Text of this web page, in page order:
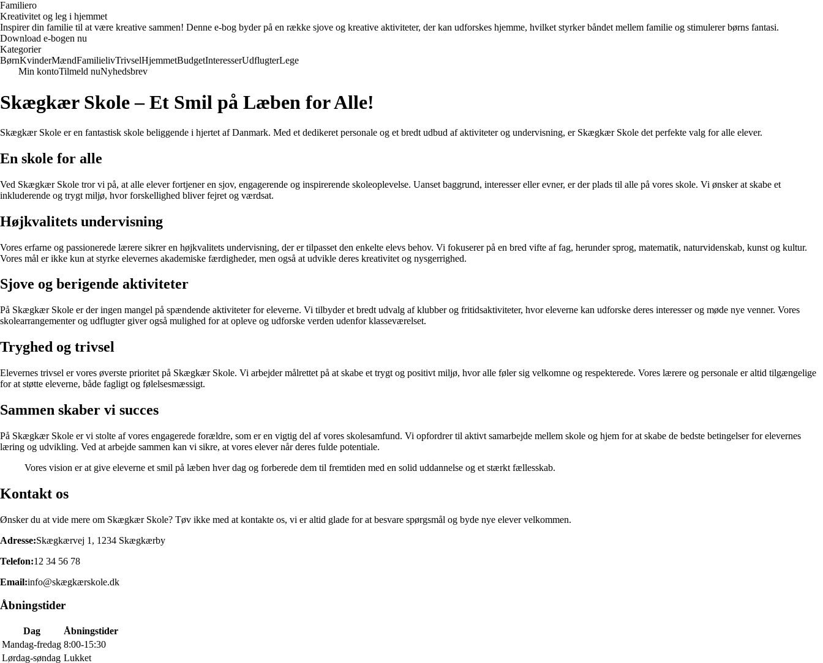
Familiero
Kreativitet og leg i hjemmet
Inspirer din familie til at være kreative sammen! Denne e-bog byder på en række sjove og kreative aktiviteter, der kan udforskes hjemme, hvilket styrker båndet mellem familie og stimulerer børns fantasi.
Download e-bogen nu
Kategorier
BørnKvinderMændFamilielivTrivselHjemmetBudgetInteresserUdflugterLege
Min kontoTilmeld nuNyhedsbrev
Skægkær Skole – Et Smil på Læben for Alle!
Skægkær Skole er en fantastisk skole beliggende i hjertet af Danmark. Med et dedikeret personale og et bredt udbud af aktiviteter og undervisning, er Skægkær Skole det perfekte valg for alle elever.
En skole for alle
Ved Skægkær Skole tror vi på, at alle elever fortjener en sjov, engagerende og inspirerende skoleoplevelse. Uanset baggrund, interesser eller evner, er der plads til alle på vores skole. Vi ønsker at skabe et
inkluderende og trygt miljø, hvor forskellighed bliver fejret og værdsat.
Højkvalitets undervisning
Vores erfarne og passionerede lærere sikrer en højkvalitets undervisning, der er tilpasset den enkelte elevs behov. Vi fokuserer på en bred vifte af fag, herunder sprog, matematik, naturvidenskab, kunst og kultur.
Vores mål er ikke kun at styrke elevernes akademiske færdigheder, men også at udvikle deres kreativitet og nysgerrighed.
Sjove og berigende aktiviteter
På Skægkær Skole er der ingen mangel på spændende aktiviteter for eleverne. Vi tilbyder et bredt udvalg af klubber og fritidsaktiviteter, hvor eleverne kan udforske deres interesser og møde nye venner. Vores
skolearrangementer og udflugter giver også mulighed for at opleve og udforske verden udenfor klasseværelset.
Tryghed og trivsel
Elevernes trivsel er vores øverste prioritet på Skægkær Skole. Vi arbejder målrettet på at skabe et trygt og positivt miljø, hvor alle føler sig velkomne og respekterede. Vores lærere og personale er altid tilgængelige
for at støtte eleverne, både fagligt og følelsesmæssigt.
Sammen skaber vi succes
På Skægkær Skole er vi stolte af vores engagerede forældre, som er en vigtig del af vores skolesamfund. Vi opfordrer til aktivt samarbejde mellem skole og hjem for at skabe de bedste betingelser for elevernes
læring og udvikling. Ved at arbejde sammen kan vi sikre, at vores elever når deres fulde potentiale.
Vores vision er at give eleverne et smil på læben hver dag og forberede dem til fremtiden med en solid uddannelse og et stærkt fællesskab.
Kontakt os
Ønsker du at vide mere om Skægkær Skole? Tøv ikke med at kontakte os, vi er altid glade for at besvare spørgsmål og byde nye elever velkommen.
Adresse:Skægkærvej 1, 1234 Skægkærby
Telefon:12 34 56 78
Email:info@skægkærskole.dk
Åbningstider
Dag
Åbningstider
Mandag-fredag 8:00-15:30
Lørdag-søndag Lukket